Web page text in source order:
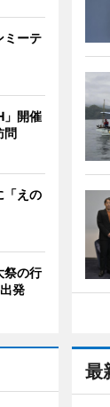
最
ミーテ
」開催
問
「えの
祭の行
発